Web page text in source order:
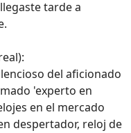
tarde a
del aficionado
'experto en
en el mercado
despertador, reloj de